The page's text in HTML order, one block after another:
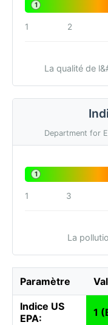
1
1 2
La qualité de
Department for
1
1 3
La
Paramètre
Indice US
EPA:
1